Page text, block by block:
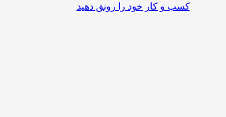
کسب و کار خود را رونق دهید